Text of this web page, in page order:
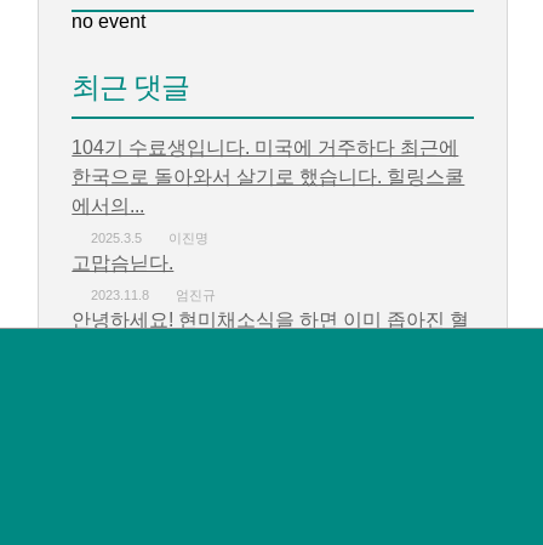
no event
최근 댓글
104기 수료생입니다. 미국에 거주하다 최근에
한국으로 돌아와서 살기로 했습니다. 힐링스쿨
에서의...
2025.3.5 이진명
고맙슴닏다.
2023.11.8 엄진규
안녕하세요! 현미채소식을 하면 이미 좁아진 혈